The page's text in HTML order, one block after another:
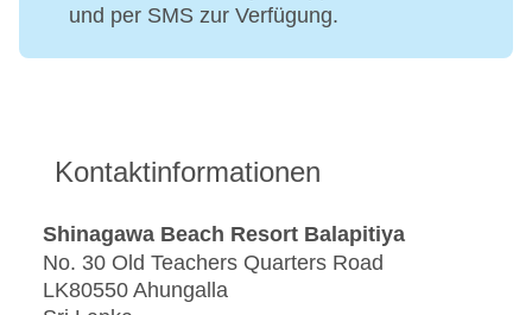
und per SMS zur Verfügung.
Kontaktinformationen
Shinagawa Beach Resort Balapitiya
No. 30 Old Teachers Quarters Road
LK80550 Ahungalla